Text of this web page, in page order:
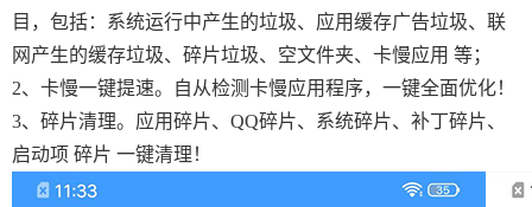
目，包括：系统运行中产生的垃圾、应用缓存广告垃圾、联
网产生的缓存垃圾、碎片垃圾、空文件夹、卡慢应用 等；
2、卡慢一键提速。自从检测卡慢应用程序，一键全面优化！
3、碎片清理。应用碎片、QQ碎片、系统碎片、补丁碎片、
启动项 碎片 一键清理！